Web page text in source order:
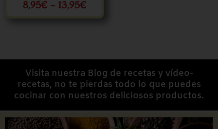
8,95€ - 13,95€
Visita nuestra Blog de recetas y vídeo-
recetas, no te pierdas todo lo que puedes
cocinar con nuestros deliciosos productos.